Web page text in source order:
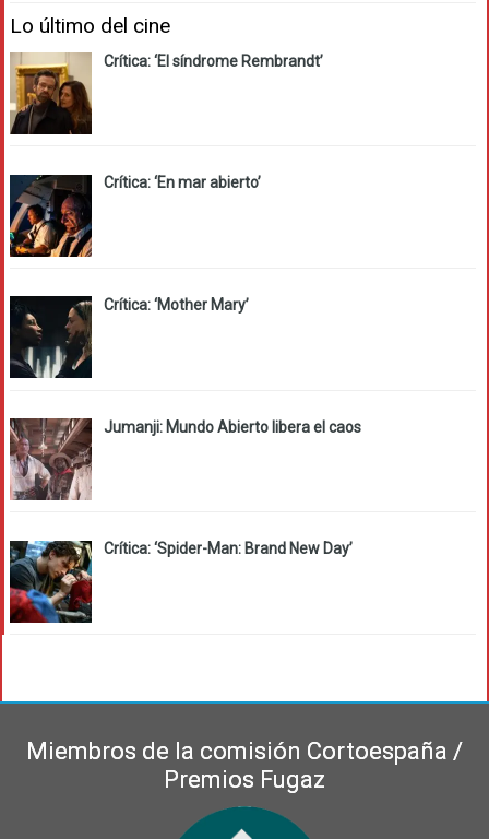
Lo último del cine
Crítica: ‘El síndrome Rembrandt’
Crítica: ‘En mar abierto’
Crítica: ‘Mother Mary’
Jumanji: Mundo Abierto libera el caos
Crítica: ‘Spider-Man: Brand New Day’
Miembros de la comisión Cortoespaña /
Premios Fugaz